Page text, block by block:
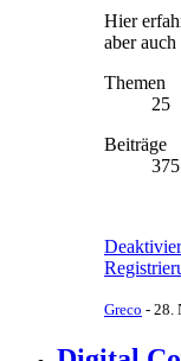
Hier
aber
Themen
25
Beiträge
375
Greco - 28.